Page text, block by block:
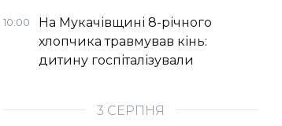
10:00
На Мукачівщині 8-річного
хлопчика травмував кінь:
дитину госпіталізували
3 СЕРПНЯ